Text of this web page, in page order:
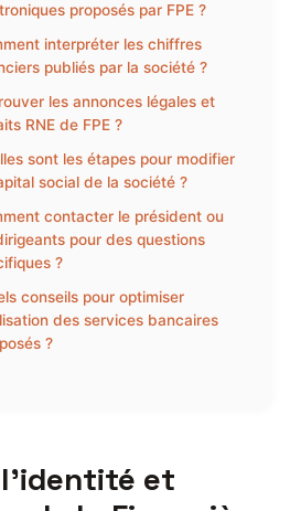
proposés par FPE ?
interpréter les chiffres
publiés par la société ?
les annonces légales et
RNE de FPE ?
sont les étapes pour modifier
social de la société ?
contacter le président ou
pour des questions
?
conseils pour optimiser
des services bancaires
?
et